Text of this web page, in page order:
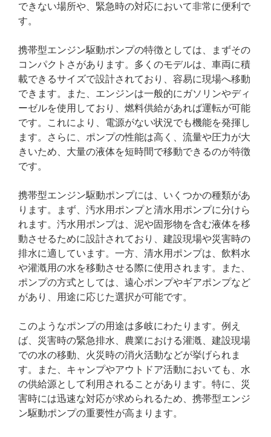
できない場所や、緊急時の対応において非常に便利で
す。
携帯型エンジン駆動ポンプの特徴としては、まずその
コンパクトさがあります。多くのモデルは、車両に積
載できるサイズで設計されており、容易に現場へ移動
できます。また、エンジンは一般的にガソリンやディ
ーゼルを使用しており、燃料供給があれば運転が可能
です。これにより、電源がない状況でも機能を発揮し
ます。さらに、ポンプの性能は高く、流量や圧力が大
きいため、大量の液体を短時間で移動できるのが特徴
です。
携帯型エンジン駆動ポンプには、いくつかの種類があ
ります。まず、汚水用ポンプと清水用ポンプに分けら
れます。汚水用ポンプは、泥や固形物を含む液体を移
動させるために設計されており、建設現場や災害時の
排水に適しています。一方、清水用ポンプは、飲料水
や灌漑用の水を移動させる際に使用されます。また、
ポンプの方式としては、遠心ポンプやギアポンプなど
があり、用途に応じた選択が可能です。
このようなポンプの用途は多岐にわたります。例え
ば、災害時の緊急排水、農業における灌漑、建設現場
での水の移動、火災時の消火活動などが挙げられま
す。また、キャンプやアウトドア活動においても、水
の供給源として利用されることがあります。特に、災
害時には迅速な対応が求められるため、携帯型エンジ
ン駆動ポンプの重要性が高まります。